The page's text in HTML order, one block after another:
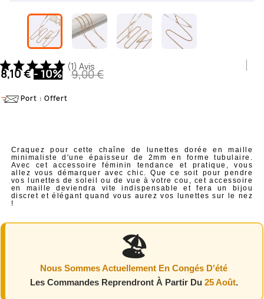
(1) Avis
9,00 €
8,10 €- 10%
Port : Offert
Craquez pour cette chaîne de lunettes dorée en maille
minimaliste d'une épaisseur de 2mm en forme tubulaire.
Avec cet accessoire féminin tendance et pratique, vous
allez vous démarquer avec chic. Que ce soit pour pendre
vos lunettes de soleil ou de vue à votre cou, cet accessoire
en maille deviendra vite indispensable et fera un bijou
discret et élégant quand vous aurez vos lunettes sur le nez
!
🏖️
Nous Sommes Actuellement En Congés D'été
Les Commandes Reprendront À Partir Du 25 Août.